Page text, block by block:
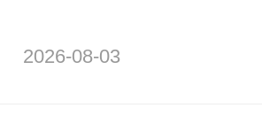
2026-08-03